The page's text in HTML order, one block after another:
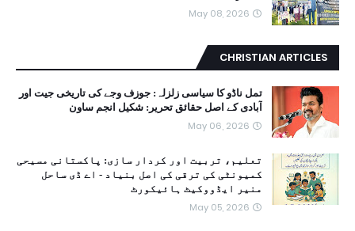
May 08, 2026
CHRISTIAN ARTICLES
تمل ناڈو کا سیاسی زلزلہ: جوزف وجے کی تاریخی جیت اور
آبادی کے اصل حقائق تحریر: شکیل انجم ساون
May 06, 2026
تعلیم، تربیت اور کردار سازی: پاکستانی مسیحی
کمیونٹی کی ترقی کی اصل بنیاد - اے ڈی ساحل
منیر ایڈووکیٹ ہائیکورٹ
May 05, 2026